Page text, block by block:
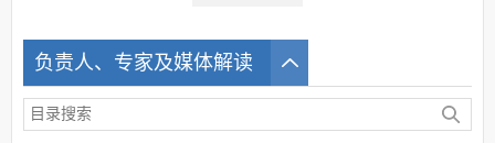
负责人、专家及媒体解读